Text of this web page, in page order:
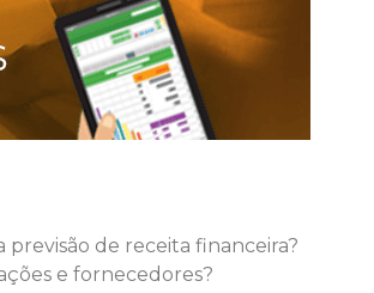
previsão de receita financeira?
e fornecedores?